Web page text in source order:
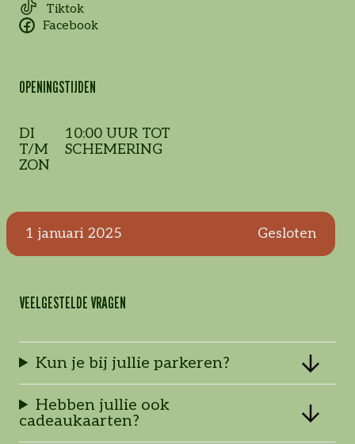
Tiktok
Facebook
OPENINGSTIJDEN
DI
T/M
ZON
10:00 UUR TOT
SCHEMERING
1 januari 2025 Gesloten
VEELGESTELDE VRAGEN
Kun je bij jullie parkeren?
Hebben jullie ook
cadeaukaarten?